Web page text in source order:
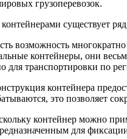
грузоперевозок.
существует
возможность
контейнеры, они
для транспортировки по
контейнера
это позволяет
контейнер можно
для